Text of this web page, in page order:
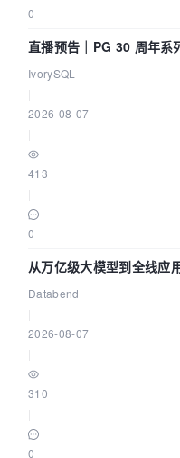
0
直播预告｜PG 30 周年系
核——我们改得动吗？我们
IvorySQL
2026-08-07
413
0
从万亿级大模型到全线
企业构建全链路 Trace 数
Databend
2026-08-07
310
0